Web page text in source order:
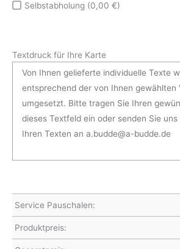
Selbstabholung (0,00 €)
Textdruck für Ihre Karte
Service Pauschalen:
Produktpreis: